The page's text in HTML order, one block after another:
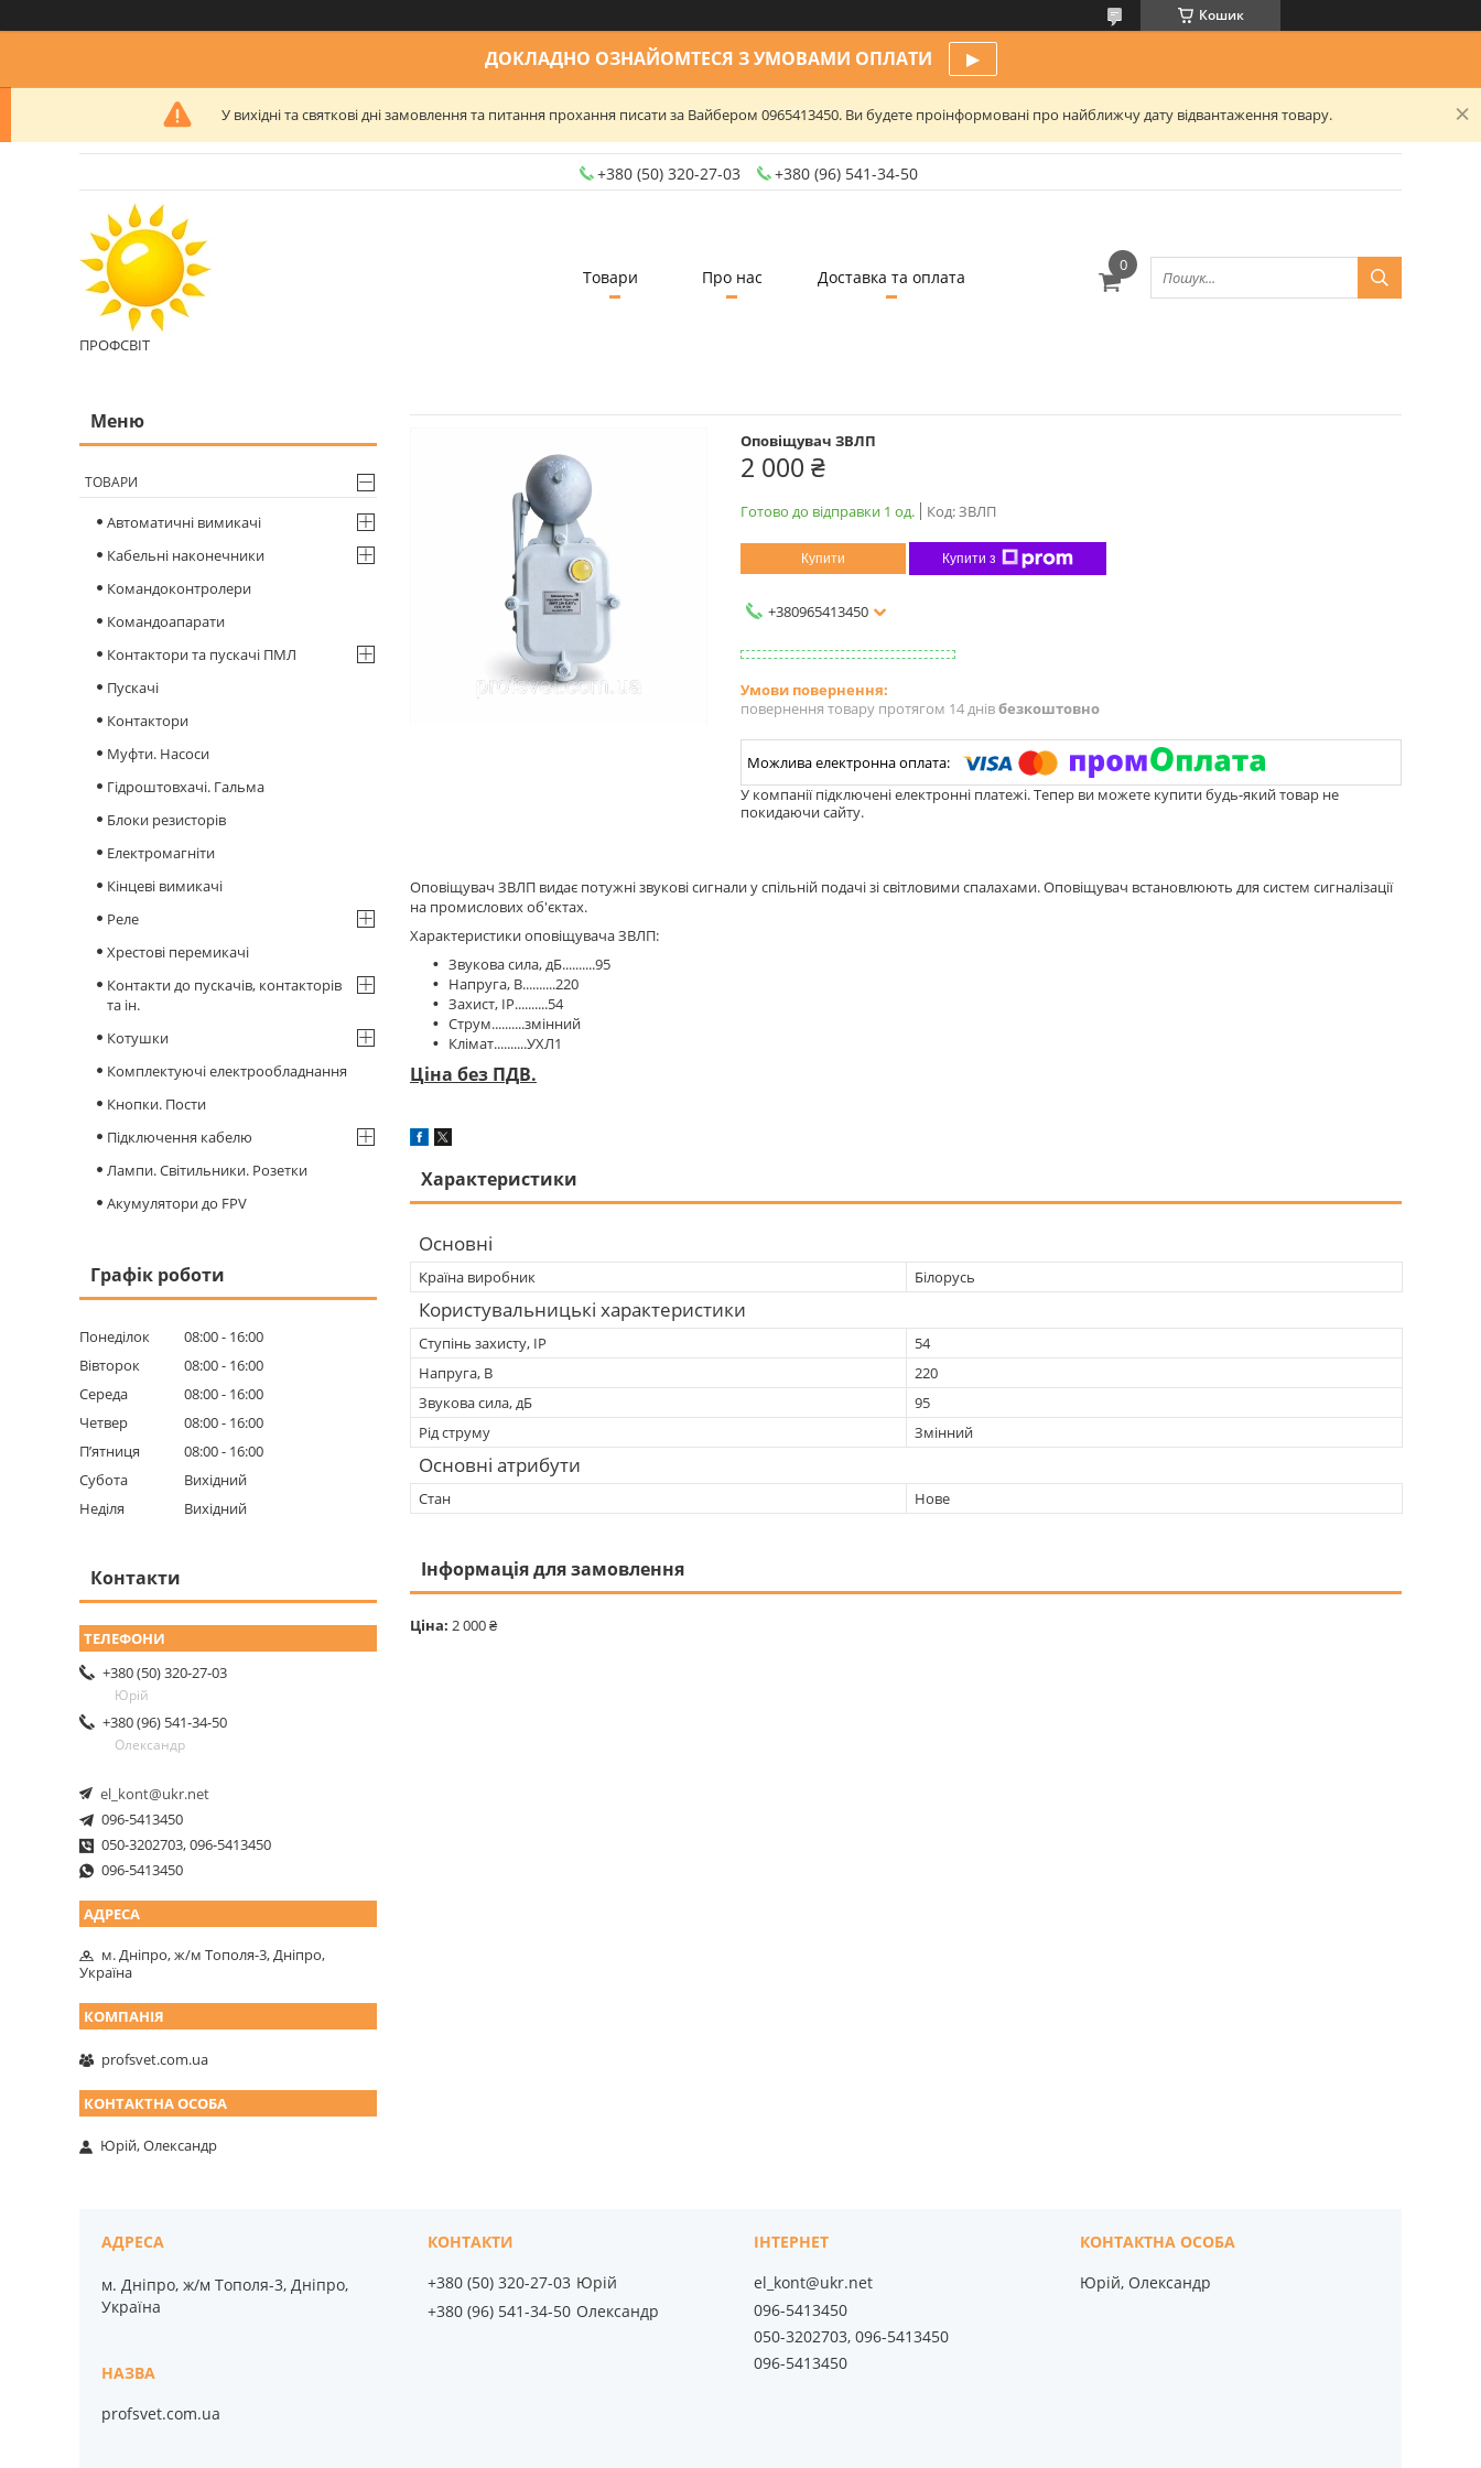
Кошик
ДОКЛАДНО ОЗНАЙОМТЕСЯ З УМОВАМИ ОПЛАТИ ▶
У вихідні та святкові дні замовлення та питання прохання писати за Вайбером 0965413450. Ви будете проінформовані про найближчу дату відвантаження товару.
+380 (50) 320-27-03 +380 (96) 541-34-50
ПРОФСВІТ
Товари Про нас Доставка та оплата
Оповіщувач ЗВЛП
2 000 ₴
Готово до відправки 1 од. Код:ЗВЛП
Купити Купити з
+380965413450
повернення товару протягом 14 днівбезкоштовно
У компанії підключені електронні платежі. Тепер ви можете купити будь-який товар не
покидаючи сайту.
Оповіщувач ЗВЛП видає потужні звукові сигнали у спільній подачі зі світловими спалахами. Оповіщувач встановлюють для систем сигналізації
на промислових об'єктах.
Характеристики оповіщувача ЗВЛП:
Звукова сила, дБ..........95
Напруга, В..........220
Захист, IP..........54
Струм..........змінний
Клімат..........УХЛ1
Ціна без ПДВ.
Характеристики
Основні
Країна виробник Білорусь
Користувальницькі характеристики
Ступінь захисту, IP
54
Напруга, В
220
Звукова сила, дБ
95
Рід струму
Змінний
Основні атрибути
Стан Нове
Інформація для замовлення
Ціна: 2 000 ₴
ТОВАРИ
Автоматичні вимикачі
Кабельні наконечники
Командоконтролери
Командоапарати
Контактори та пускачі ПМЛ
Пускачі
Контактори
Муфти. Насоси
Гідроштовхачі. Гальма
Блоки резисторів
Електромагніти
Кінцеві вимикачі
Реле
Хрестові перемикачі
Контакти до пускачів, контакторів
та ін.
Котушки
Комплектуючі електрообладнання
Кнопки. Пости
Підключення кабелю
Лампи. Світильники. Розетки
Акумулятори до FPV
Графік роботи
Понеділок 08:00
16:00
Вівторок
08:00
16:00
Середа
08:00
16:00
Четвер
08:00
16:00
Пʼятниця
08:00
16:00
Субота
Вихідний
Неділя
Вихідний
Контакти
+380 (50) 320-27-03
Юрій
+380 (96) 541-34-50
Олександр
el_kont@ukr.net
096-5413450
050-3202703, 096-5413450
096-5413450
м. Дніпро, ж/м Тополя-3, Дніпро,
Україна
profsvet.com.ua
Юрій, Олександр
м. Дніпро, ж/м Тополя-3, Дніпро,
Україна
profsvet.com.ua
+380 (50) 320-27-03 Юрій
+380 (96) 541-34-50 Олександр
el_kont@ukr.net
096-5413450
050-3202703, 096-5413450
096-5413450
Юрій, Олександр